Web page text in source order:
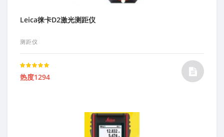
Leica徕卡D2激光测距仪
测距仪
Rated
5.00out of 5
热度1294